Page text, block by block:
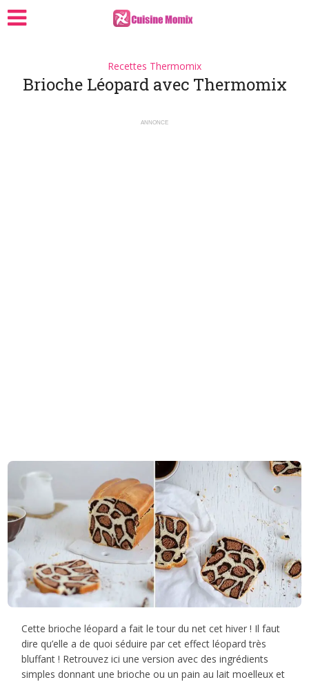
Recettes Thermomix
Brioche Léopard avec Thermomix
ANNONCE
Cette brioche léopard a fait le tour du net cet hiver ! Il faut
dire qu’elle a de quoi séduire par cet effect léopard très
bluffant ! Retrouvez ici une version avec des ingrédients
simples donnant une brioche ou un pain au lait moelleux et